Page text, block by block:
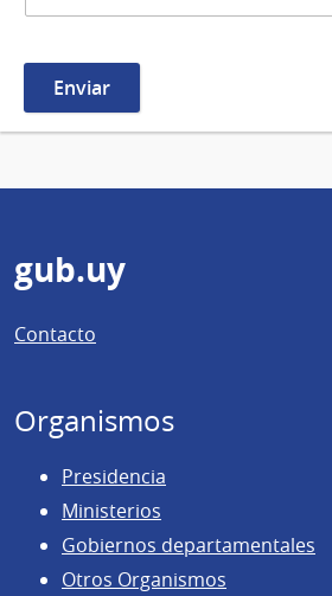
Pie
de
página
gub.uy
Contacto
Organismos
Presidencia
Ministerios
Gobiernos departamentales
Otros Organismos